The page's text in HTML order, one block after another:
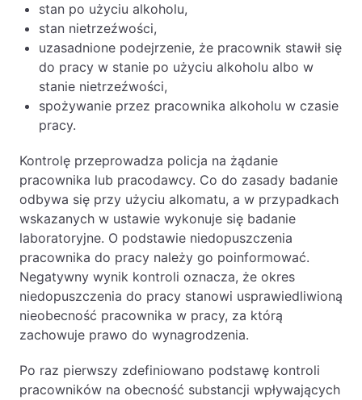
stan po użyciu alkoholu,
stan nietrzeźwości,
uzasadnione podejrzenie, że pracownik stawił się
do pracy w stanie po użyciu alkoholu albo w
stanie nietrzeźwości,
spożywanie przez pracownika alkoholu w czasie
pracy.
Kontrolę przeprowadza policja na żądanie
pracownika lub pracodawcy. Co do zasady badanie
odbywa się przy użyciu alkomatu, a w przypadkach
wskazanych w ustawie wykonuje się badanie
laboratoryjne. O podstawie niedopuszczenia
pracownika do pracy należy go poinformować.
Negatywny wynik kontroli oznacza, że okres
niedopuszczenia do pracy stanowi usprawiedliwioną
nieobecność pracownika w pracy, za którą
zachowuje prawo do wynagrodzenia.
Po raz pierwszy zdefiniowano podstawę kontroli
pracowników na obecność substancji wpływających